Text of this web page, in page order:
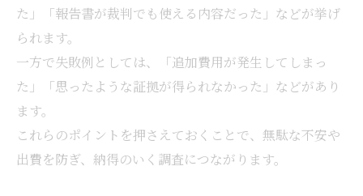
た」「報告書が裁判でも使える内容だった」などが挙げ
られます。
一方で失敗例としては、「追加費用が発生してしまっ
た」「思ったような証拠が得られなかった」などがあり
ます。
これらのポイントを押さえておくことで、無駄な不安や
出費を防ぎ、納得のいく調査につながります。